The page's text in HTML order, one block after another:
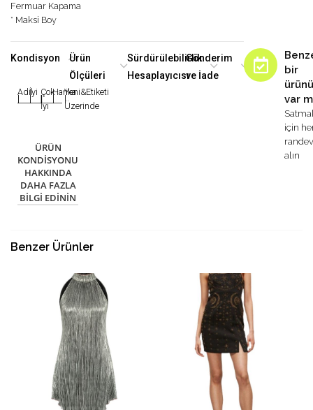
Fermuar Kapama
* Maksi Boy
Kondisyon
Adilİyi
|
Çok
İyi
Harika
|
Yeni&Etiketi
Üzerinde
ÜRÜN
KONDISYONU
HAKKINDA
DAHA FAZLA
BILGI EDININ
Ürün
Ölçüleri
Sürdürülebilirlik
Hesaplayıcısı
Gönderim
ve İade
bir
var
için
alın
Benzer Ürünler